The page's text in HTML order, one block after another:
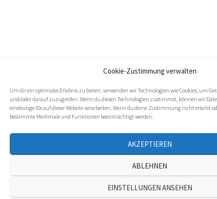
Cookie-Zustimmung verwalten
Um dir ein optimales Erlebnis zu bieten, verwenden wir Technologien wie Cookies, um
und/oder darauf zuzugreifen. Wenn du diesen Technologien zustimmst, können wir
eindeutige IDs auf dieser Website verarbeiten. Wenn du deine Zustimmung nicht erteilst
bestimmte Merkmale und Funktionen beeinträchtigt werden.
AKZEPTIEREN
ABLEHNEN
EINSTELLUNGEN ANSEHEN